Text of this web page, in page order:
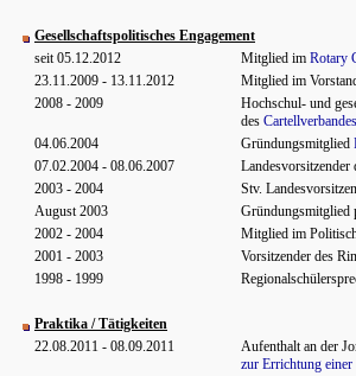
Gesellschaftspolitisches Engagement
seit 05.12.2012
Mitglied im Rotary
23.11.2009 - 13.11.2012
Mitglied im
2008 - 2009
Hochschul- und
des Cartellverbandes
04.06.2004
Gründungsmitglied
07.02.2004 - 08.06.2007
Landesvorsitzender
2003 - 2004
Stv.
August 2003
2002 - 2004
Mitglied im
2001 - 2003
Vorsitzender des
1998 - 1999
Praktika / Tätigkeiten
22.08.2011 - 08.09.2011
Aufenthalt an der
zur Errichtung